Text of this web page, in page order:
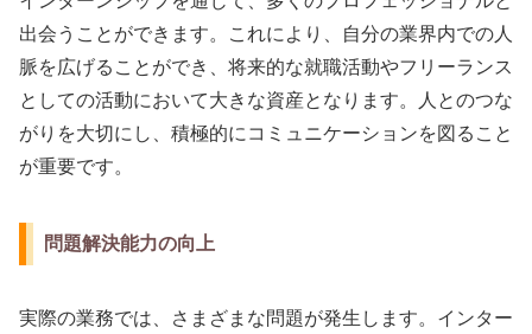
出会うことができます。これにより、自分の業界内での人
脈を広げることができ、将来的な就職活動やフリーランス
としての活動において大きな資産となります。人とのつな
がりを大切にし、積極的にコミュニケーションを図ること
が重要です。
問題解決能力の向上
実際の業務では、さまざまな問題が発生します。インター